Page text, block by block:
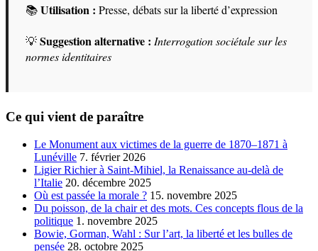
📚Utilisation : Presse, débats sur la liberté d’expression
💡Suggestion alternative : Interrogation sociétale sur les
normes identitaires
Ce qui vient de paraître
Le Monument aux victimes de la guerre de 1870–1871 à
Lunéville 7. février 2026
Ligier Richier à Saint-Mihiel, la Renaissance au-delà de
l’Italie 20. décembre 2025
Où est passée la morale ? 15. novembre 2025
Du poisson, de la chair et des mots. Ces concepts flous de la
politique 1. novembre 2025
Bowie, Gorman, Wahl : Sur l’art, la liberté et les bulles de
pensée 28. octobre 2025